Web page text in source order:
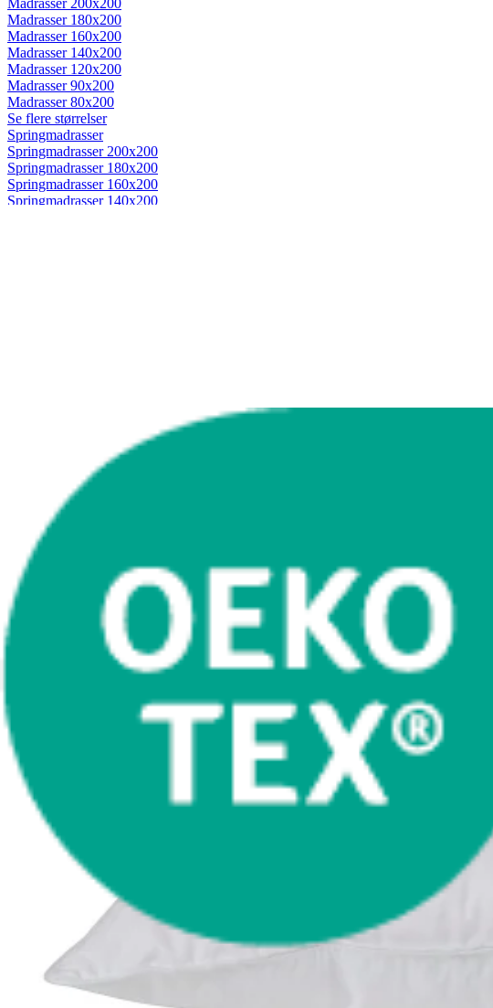
Madrasser 200x200
Madrasser 180x200
Madrasser 160x200
Madrasser 140x200
Madrasser 120x200
Madrasser 90x200
Madrasser 80x200
Se flere størrelser
Springmadrasser
Springmadrasser 200x200
Springmadrasser 180x200
Springmadrasser 160x200
Springmadrasser 140x200
Alle topmadrasser
Latex topmadrasser
Memoryskum topmadrasser
Topmadrasser til elevationssenge
Topmadrasser på tilbud
Populære størrelser
Topmadrasser 200x200
Topmadrasser 180x210
Topmadrasser 180x200
Topmadrasser 160x200
Topmadrasser 140x200
Topmadrasser 120x200
Topmadrasser 90x200
Se flere størrelser
Latex topmadrasser
Latex topmadrasser 180x210
Latex topmadrasser 180x200
Latex topmadrasser 160x200
Latex topmadrasser 140x200
Latex topmadrasser 120x200
Latex topmadrasser 90x200
Latex topmadrasser 80x200
Se flere størrelser
Memoryskum topmadrasser
Memoryskum topmadrasser 180x210
Memoryskum topmadrasser 180x200
Memoryskum topmadrasser 160x200
Memoryskum topmadrasser 140x200
Memoryskum topmadrasser 120x200
Memoryskum topmadrasser 90x200
Memoryskum topmadrasser 80x200
Se flere størrelser